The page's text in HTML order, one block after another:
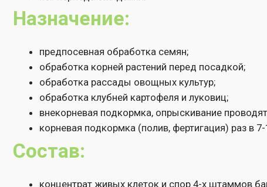
взболтать препарат перед применением;
концентрат живых клеток и спор 4-х штаммов
их активные метаболиты: фунгицидные вещества,
Общее число жизнеспособных эффективных
Особенности применения:
Состав:
внекорневая подкормка, опрыскивание проводят раз в